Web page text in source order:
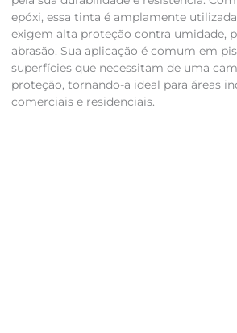
epóxi, essa tinta é amplamente
exigem alta proteção contra umidade,
abrasão. Sua aplicação é comum em
superfícies que necessitam de uma
proteção, tornando-a ideal para áreas
comerciais e residenciais.